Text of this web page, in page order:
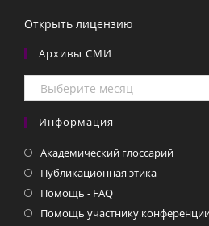
Открыть лицензию
Архивы СМИ
Архивы
СМИ
Информация
Академический глоссарий
Публикационная этика
Помощь - FAQ
Помощь участнику